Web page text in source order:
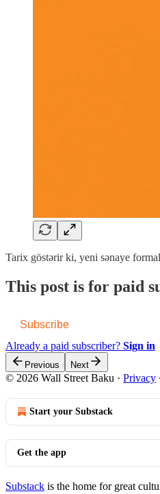
Tarix göstərir ki, yeni sənaye
This post is for paid
Subscribe
Already a paid subscriber? Sign in
Previous Next
© 2026 Wall Street Baku · Privacy ∙
Start your Substack
Get the app
Substack is the home for great